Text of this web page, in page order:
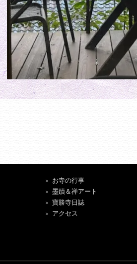
お寺の行事
墨蹟＆禅アート
寶勝寺日誌
アクセス